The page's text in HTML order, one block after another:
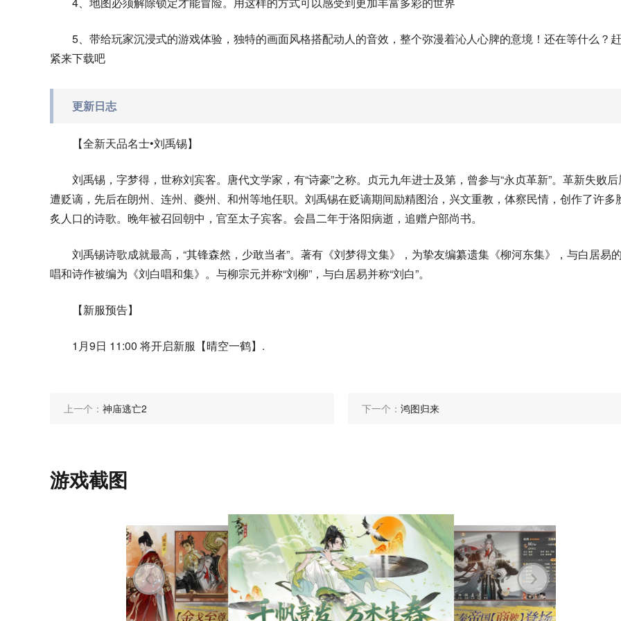
5、带给玩家沉浸式的游戏体验，独特的画面风格搭配动人的音效，整个弥漫着沁人心脾的意境！还在等什么？赶
紧来下载吧
更新日志
【全新天品名士•刘禹锡】
刘禹锡，字梦得，世称刘宾客。唐代文学家，有“诗豪”之称。贞元九年进士及第，曾参与“永贞革新”。革新失败后
遭贬谪，先后在朗州、连州、夔州、和州等地任职。刘禹锡在贬谪期间励精图治，兴文重教，体察民情，创作了许多
炙人口的诗歌。晚年被召回朝中，官至太子宾客。会昌二年于洛阳病逝，追赠户部尚书。
刘禹锡诗歌成就最高，“其锋森然，少敢当者”。著有《刘梦得文集》，为挚友编纂遗集《柳河东集》，与白居易的
唱和诗作被编为《刘白唱和集》。与柳宗元并称“刘柳”，与白居易并称“刘白”。
【新服预告】
1月9日 11:00 将开启新服【晴空一鹤】.
上一个： 神庙逃亡2 下一个： 鸿图归来
游戏截图